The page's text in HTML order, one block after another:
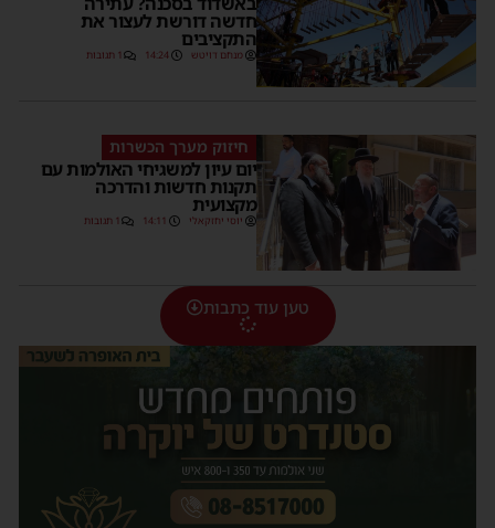
חדשה דורשת לעצור את
התקציבים
מנחם דויטש 14:24 1 תגובות
חיזוק מערך הכשרות
יום עיון למשגיחי האולמות עם
תקנות חדשות והדרכה
מקצועית
יוסי יחזקאלי 14:11 1 תגובות
טען עוד כתבות